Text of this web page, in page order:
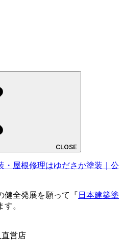
CLOSE
健全発展を願って『 日本建築塗
。
営店